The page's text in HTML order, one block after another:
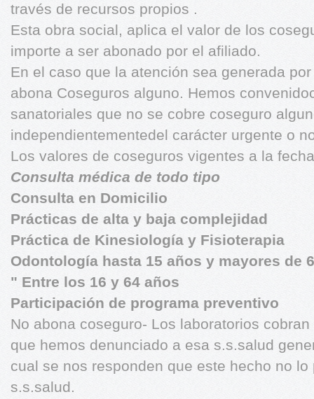
través de recursos propios .
Esta obra social, aplica el valor de los
importe a ser abonado por el afiliado.
En el caso que la atención sea generada
abona Coseguros alguno. Hemos
sanatoriales que no se cobre coseguro
independientementedel carácter urgente o
Los valores de coseguros vigentes a la
Consulta médica de todo tipo
Consulta en Domicilio
Prácticas de alta y baja complejidad
Práctica de Kinesiología y Fisioterapia
Odontología hasta 15 años y mayores de
" Entre los 16 y 64 años
Participación de programa preventivo
No abona coseguro- Los laboratorios
que hemos denunciado a esa s.s.salud
cual se nos responden que este hecho no
s.s.salud.